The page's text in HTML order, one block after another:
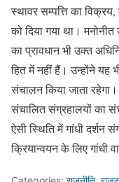
स्थावर सम्पत्ति का
को दिया गया था।
का प्रावधान भी उक्त
हित में नहीं हैं। उन्होंने यह
संचालन किया जाता
संचालित संग्रहालयों का
ऐसी स्थिति में गांधी
क्रियान्वयन के लिए गांधी